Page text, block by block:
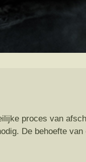
proces van
De behoefte